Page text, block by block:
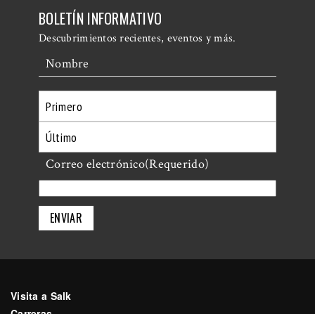
BOLETÍN INFORMATIVO
Descubrimientos recientes, eventos y más.
Nombre
Primero
Último
Correo electrónico(Requerido)
Visita a Salk